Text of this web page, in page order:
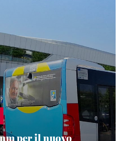
per il nuovo